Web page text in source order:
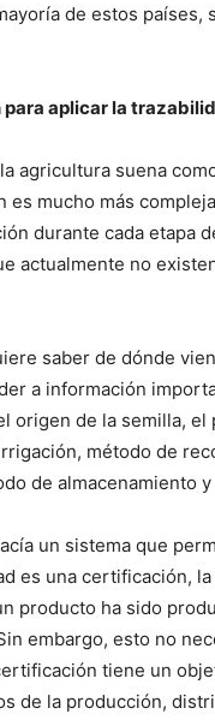
de estos países,
aplicar la
agricultura suena
es mucho más
durante cada etapa
actualmente no
saber de dónde
a información
origen de la semilla,
método de
de almacenamiento y
un sistema que
es una certificación,
producto ha sido
embargo, esto no
tiene un
de la producción,